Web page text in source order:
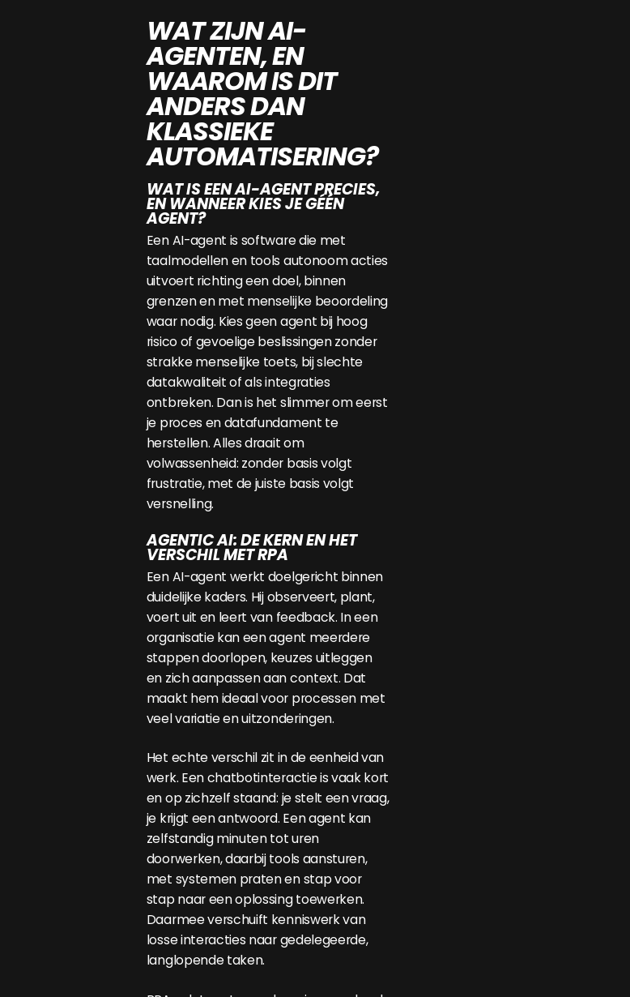
WAT ZIJN AI-
AGENTEN, EN
WAAROM IS DIT
ANDERS DAN
KLASSIEKE
AUTOMATISERING?
WAT IS EEN AI-AGENT PRECIES,
EN WANNEER KIES JE GÉÉN
AGENT?
Een AI-agent is software die met
taalmodellen en tools autonoom acties
uitvoert richting een doel, binnen
grenzen en met menselijke beoordeling
waar nodig. Kies geen agent bij hoog
risico of gevoelige beslissingen zonder
strakke menselijke toets, bij slechte
datakwaliteit of als integraties
ontbreken. Dan is het slimmer om eerst
je proces en datafundament te
herstellen. Alles draait om
volwassenheid: zonder basis volgt
frustratie, met de juiste basis volgt
versnelling.
AGENTIC AI: DE KERN EN HET
VERSCHIL MET RPA
Een AI-agent werkt doelgericht binnen
duidelijke kaders. Hij observeert, plant,
voert uit en leert van feedback. In een
organisatie kan een agent meerdere
stappen doorlopen, keuzes uitleggen
en zich aanpassen aan context. Dat
maakt hem ideaal voor processen met
veel variatie en uitzonderingen.
Het echte verschil zit in de eenheid van
werk. Een chatbotinteractie is vaak kort
en op zichzelf staand: je stelt een vraag,
je krijgt een antwoord. Een agent kan
zelfstandig minuten tot uren
doorwerken, daarbij tools aansturen,
met systemen praten en stap voor
stap naar een oplossing toewerken.
Daarmee verschuift kenniswerk van
losse interacties naar gedelegeerde,
langlopende taken.